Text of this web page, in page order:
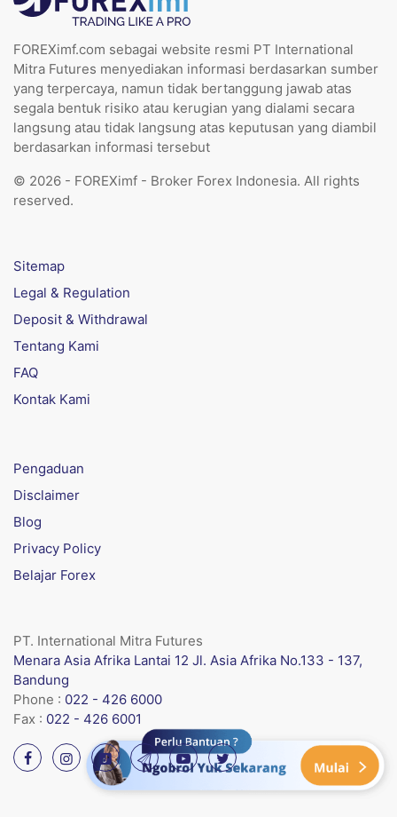
FOREXimf.com sebagai website resmi PT International
Mitra Futures menyediakan informasi berdasarkan sumber
yang terpercaya, namun tidak bertanggung jawab atas
segala bentuk risiko atau kerugian yang dialami secara
langsung atau tidak langsung atas keputusan yang diambil
berdasarkan informasi tersebut
© 2026 - FOREXimf - Broker Forex Indonesia. All rights
reserved.
Sitemap
Legal & Regulation
Deposit & Withdrawal
Tentang Kami
FAQ
Kontak Kami
Pengaduan
Disclaimer
Blog
Privacy Policy
Belajar Forex
PT. International Mitra Futures
Menara Asia Afrika Lantai 12 Jl. Asia Afrika No.133 - 137,
Bandung
Phone : 022 - 426 6000
Fax : 022 - 426 6001